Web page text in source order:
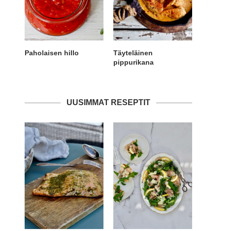
Paholaisen hillo
Täyteläinen
pippurikana
UUSIMMAT RESEPTIT